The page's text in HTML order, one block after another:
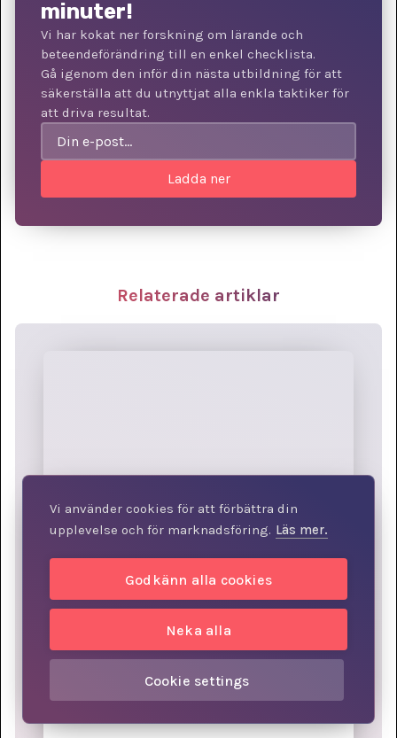
Vi använder cookies för att förbättra din
upplevelse och för marknadsföring. Läs mer.
Godkänn alla cookies
Neka alla
Cookie settings
minuter!
Vi har kokat ner forskning om lärande och
beteendeförändring till en enkel checklista.
Gå igenom den inför din nästa utbildning för att
säkerställa att du utnyttjat alla enkla taktiker för
att driva resultat.
Relaterade artiklar
Two powerful nudging principles
for designing management
programs
NUDGING LEDARPROGRAM